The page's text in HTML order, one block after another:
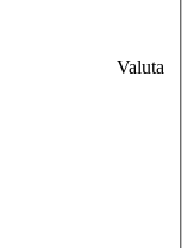
Valuta